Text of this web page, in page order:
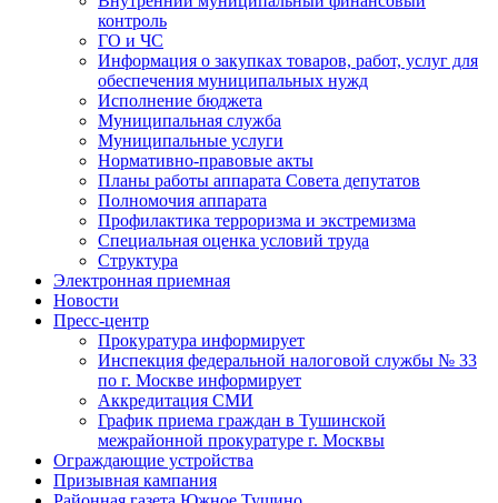
контроль
ГО и ЧС
Информация о закупках товаров, работ, услуг для
обеспечения муниципальных нужд
Исполнение бюджета
Муниципальная служба
Муниципальные услуги
Нормативно-правовые акты
Планы работы аппарата Совета депутатов
Полномочия аппарата
Профилактика терроризма и экстремизма
Специальная оценка условий труда
Структура
Электронная приемная
Новости
Пресс-центр
Прокуратура информирует
Инспекция федеральной налоговой службы № 33
по г. Москве информирует
Аккредитация СМИ
График приема граждан в Тушинской
межрайонной прокуратуре г. Москвы
Ограждающие устройства
Призывная кампания